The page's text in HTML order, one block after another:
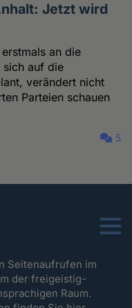
Jetzt wird
an die
sich auf die
verändert nicht
Parteien schauen
5
Menu
Seitenaufrufen im
der freigeistig-
Raum.